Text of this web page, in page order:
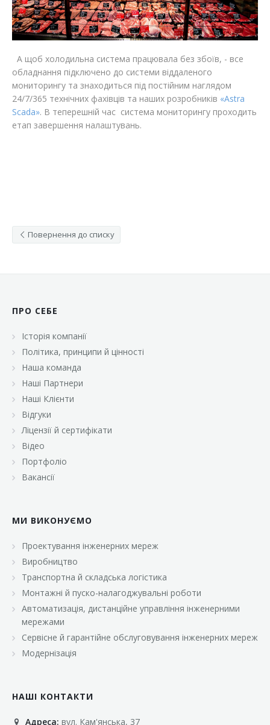
А щоб холодильна система працювала без збоїв, - все
обладнання підключено до системи віддаленого
мониторингу та знаходиться під постійним наглядом
24/7/365 технічних фахівців та наших розробників «Astra
Scada». В теперешній час система мониторингу проходить
етап завершення налаштувань.
Повернення до списку
ПРО СЕБЕ
Історія компанії
Політика, принципи й цінності
Наша команда
Наші Партнери
Наші Клієнти
Відгуки
Ліцензії й сертифікати
Відео
Портфоліо
Вакансії
МИ ВИКОНУЄМО
Проектування інженерних мереж
Виробництво
Транспортна й складська логістика
Монтажні й пуско-налагоджувальні роботи
Автоматизація, дистанційне управління інженерними
мережами
Сервісне й гарантійне обслуговування інженерних мереж
Модернізація
НАШІ КОНТАКТИ
Адреса: вул. Кам'янська, 37